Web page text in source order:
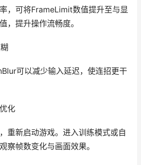
，可将FrameLimit数值提升至与显
，提升操作流畅度。
可以减少输入延迟，使连招更干
化
重新启动游戏。进入训练模式或自
察帧数变化与画面效果。